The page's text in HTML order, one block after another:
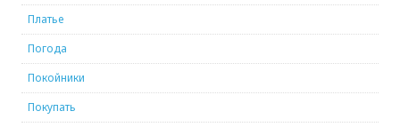
Платье
Погода
Покойники
Покупать